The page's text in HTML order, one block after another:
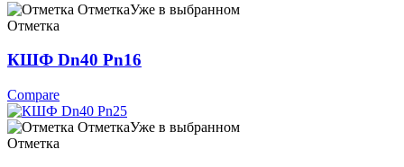
ОтметкаУже в выбранном
Отметка
КШФ Dn40 Pn16
Compare
ОтметкаУже в выбранном
Отметка